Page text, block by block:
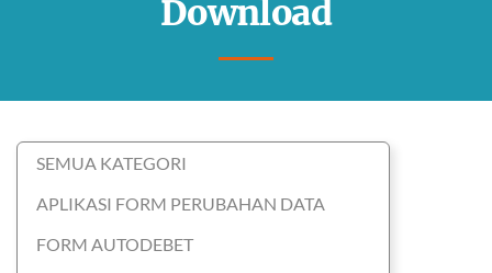
Download
SEMUA KATEGORI
APLIKASI FORM PERUBAHAN DATA
FORM AUTODEBET